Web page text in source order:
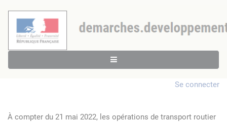
Se connecter
À compter du 21 mai 2022, les opérations de transport routier